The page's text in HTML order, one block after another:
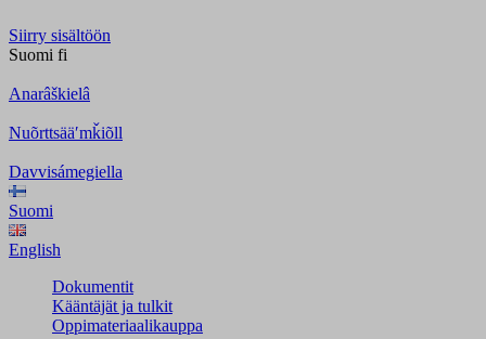
Siirry sisältöön
Suomi fi
Anarâškielâ
Nuõrttsääʹmǩiõll
Davvisámegiella
Suomi
English
Dokumentit
Kääntäjät ja tulkit
Oppimateriaalikauppa